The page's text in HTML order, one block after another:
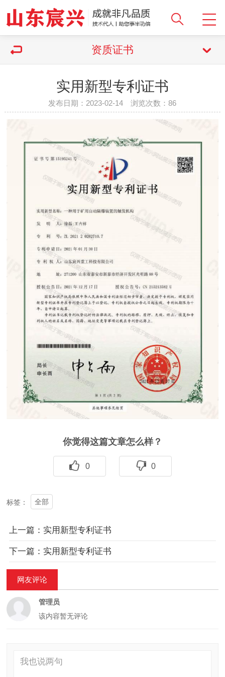
资质证书
实用新型专利证书
发布日期：2023-02-14 浏览次数：86
你觉得这篇文章怎么样？
0 0
标签： 全部
上一篇：实用新型专利证书
下一篇：实用新型专利证书
网友评论
管理员
该内容暂无评论